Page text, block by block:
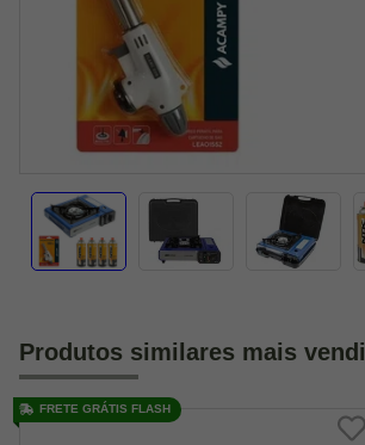
Produtos similares mais
FRETE GRÁTIS FLASH